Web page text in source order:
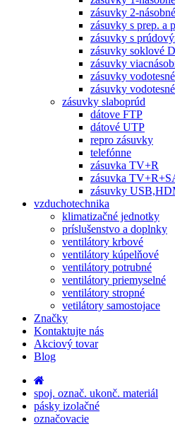
zásuvky 2-násobné
zásuvky s prep. a
zásuvky s
zásuvky soklové
zásuvky
zásuvky
zásuvky
zásuvky slaboprúd
dátove FTP
dátové UTP
repro zásuvky
telefónne
zásuvka TV+R
zásuvka
zásuvky
vzduchotechnika
klimatizačné jednotky
príslušenstvo a doplnky
ventilátory krbové
ventilátory kúpelňové
ventilátory potrubné
ventilátory priemyselné
ventilátory stropné
vetilátory samostojace
Značky
Kontaktujte nás
Akciový tovar
Blog
spoj. označ. ukonč. materiál
pásky izolačné
označovacie